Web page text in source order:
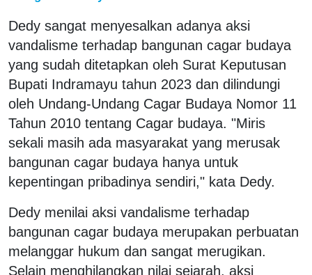
Dedy sangat menyesalkan adanya aksi
vandalisme terhadap bangunan cagar budaya
yang sudah ditetapkan oleh Surat Keputusan
Bupati Indramayu tahun 2023 dan dilindungi
oleh Undang-Undang Cagar Budaya Nomor 11
Tahun 2010 tentang Cagar budaya. "Miris
sekali masih ada masyarakat yang merusak
bangunan cagar budaya hanya untuk
kepentingan pribadinya sendiri," kata Dedy.
Dedy menilai aksi vandalisme terhadap
bangunan cagar budaya merupakan perbuatan
melanggar hukum dan sangat merugikan.
Selain menghilangkan nilai sejarah, aksi